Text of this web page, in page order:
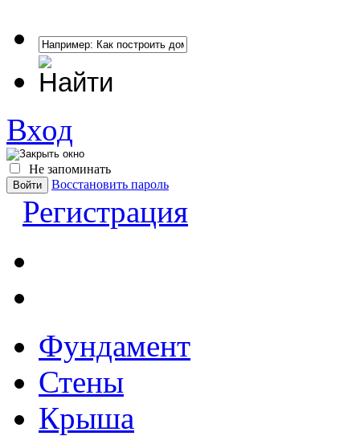
Вход
Не запоминать
Восстановить пароль
Регистрация
Фундамент
Стены
Крыша